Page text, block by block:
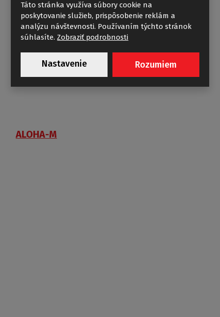
ALOHA-M
Táto stránka využíva súbory cookie na
poskytovanie služieb, prispôsobenie reklám a
analýzu návštevnosti. Používaním týchto stránok
súhlasíte.Zobraziť podrobnosti
Nastavenie Rozumiem